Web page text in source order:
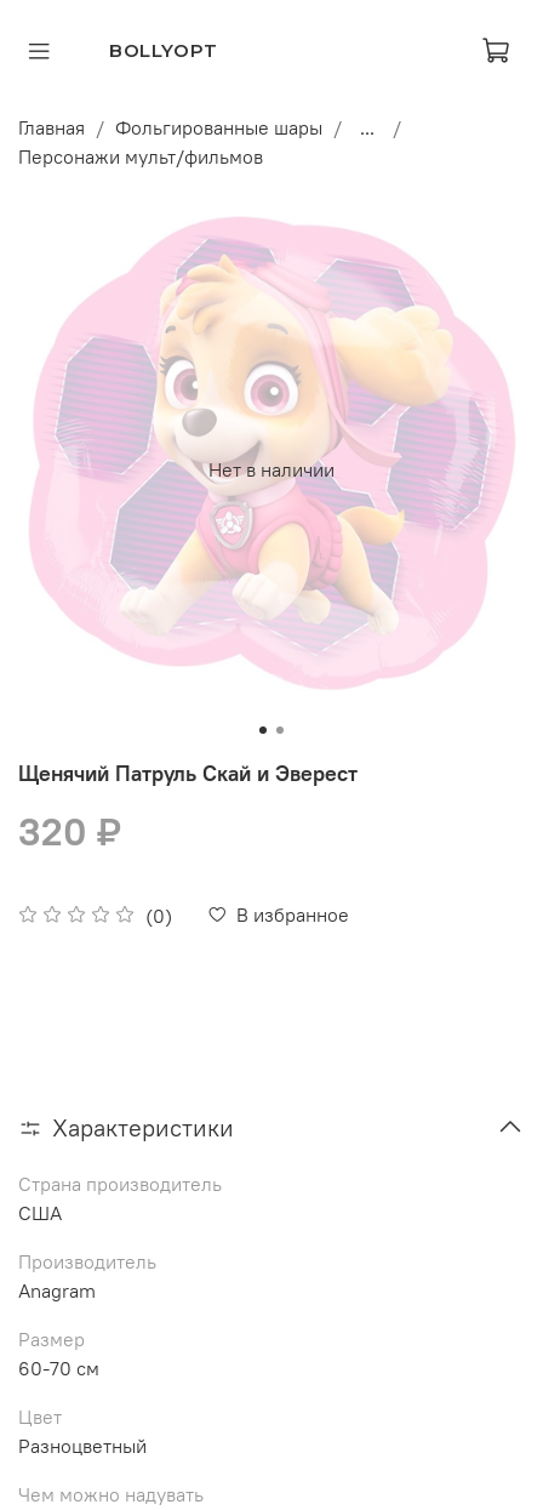
BOLLYOPT
Главная Фольгированные шары
...
Персонажи мульт/фильмов
Нет в наличии
Щенячий Патруль Скай и Эверест
(0) В избранное
320 ₽
Характеристики
Страна производитель
США
Производитель
Anagram
Размер
60-70 см
Цвет
Разноцветный
Чем можно надувать